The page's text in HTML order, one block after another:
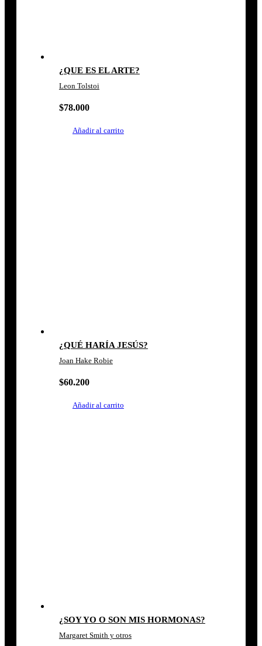
¿QUE ES EL ARTE?
Leon Tolstoi
$78.000
Añadir al carrito
¿QUÉ HARÍA JESÚS?
Joan Hake Robie
$60.200
Añadir al carrito
¿SOY YO O SON MIS HORMONAS?
Margaret Smith y otros